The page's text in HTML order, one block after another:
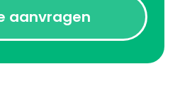
aanvragen